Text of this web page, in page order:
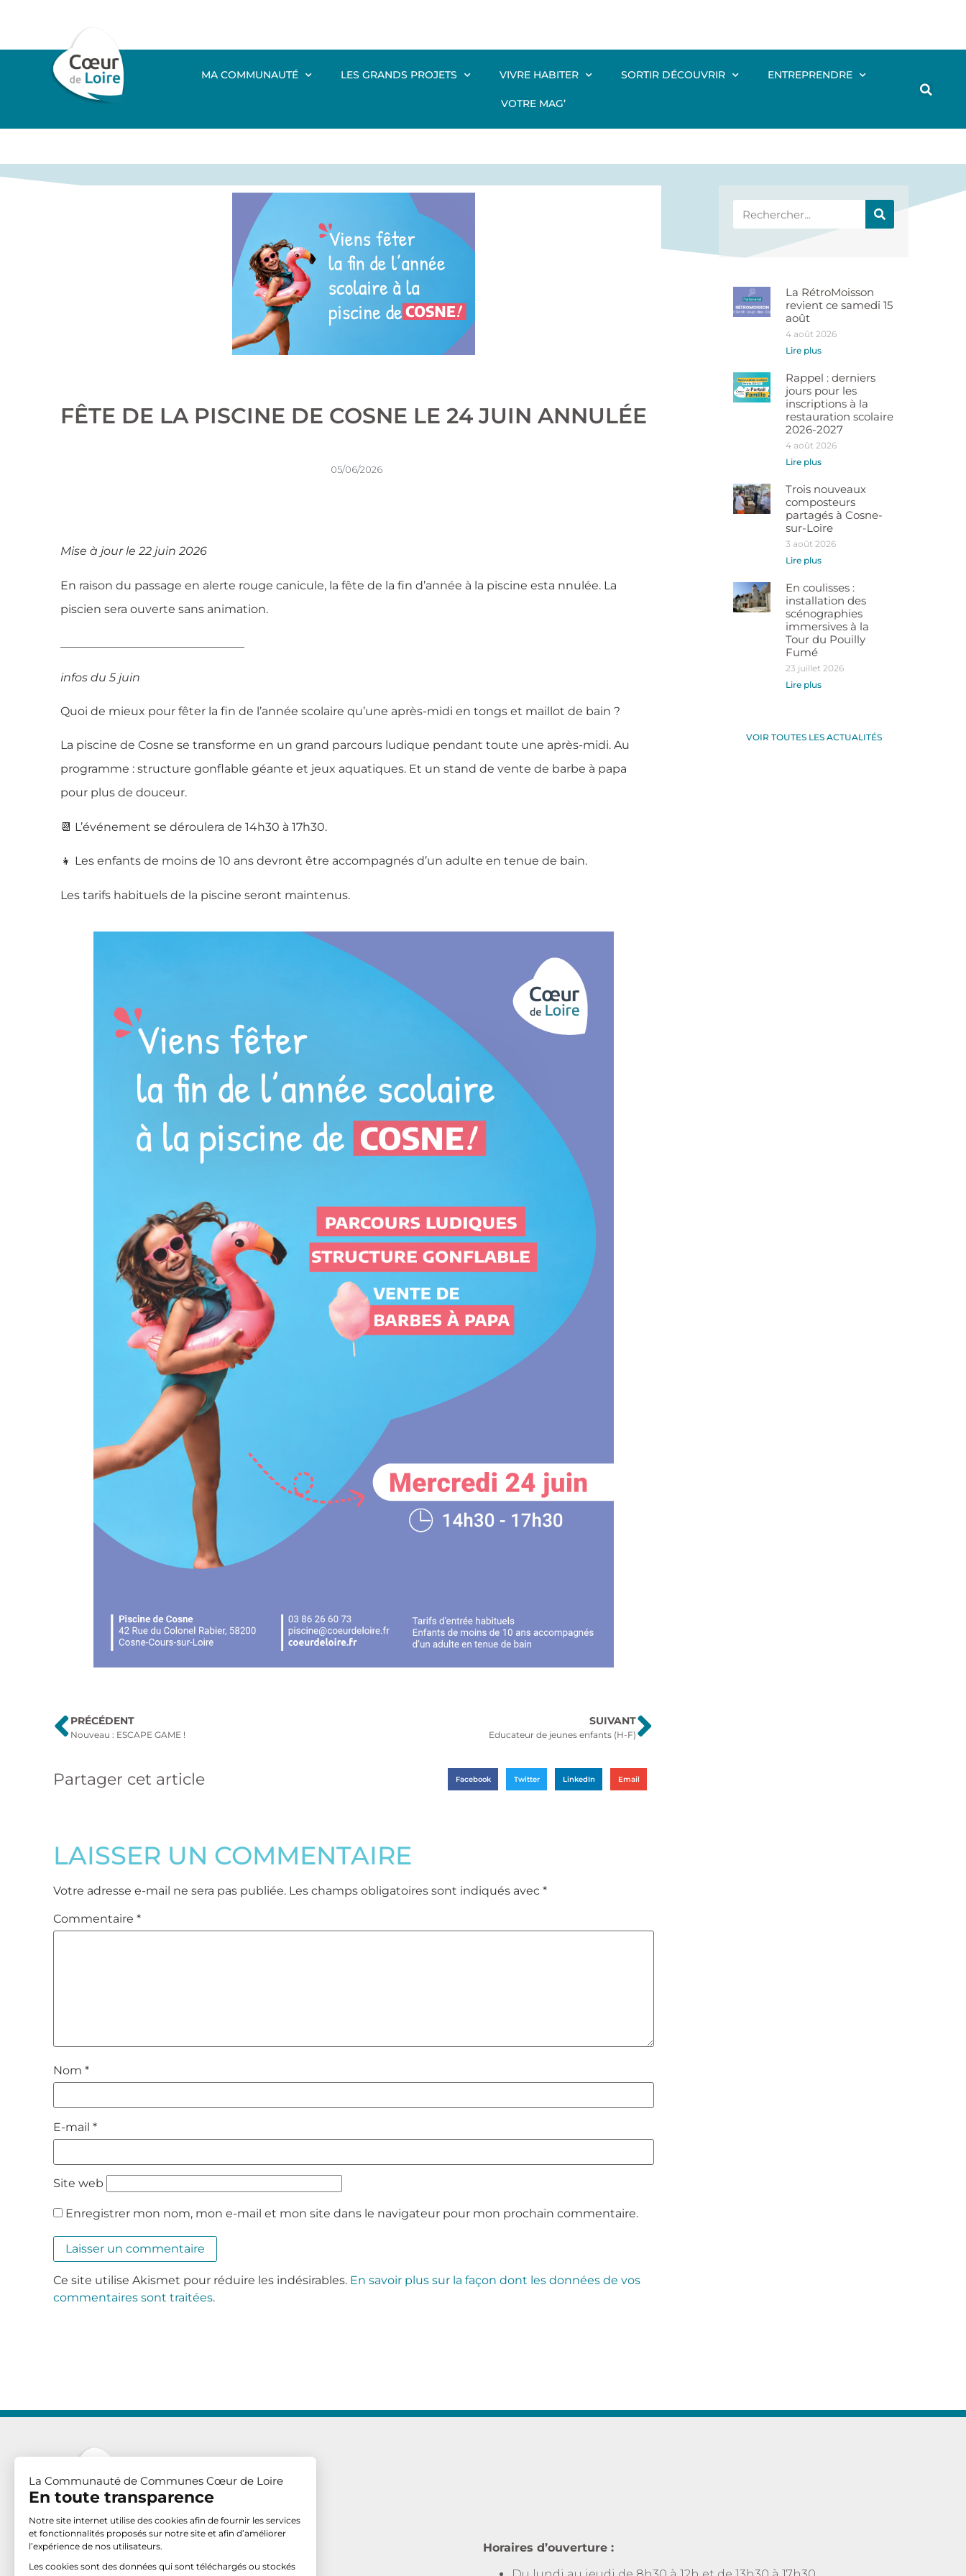
MA COMMUNAUTÉ LES GRANDS PROJETS VIVRE HABITER SORTIR DÉCOUVRIR ENTREPRENDRE
VOTRE MAG’
FÊTE DE LA PISCINE DE COSNE LE 24 JUIN ANNULÉE
05/06/2026
Mise à jour le 22 juin 2026
En raison du passage en alerte rouge canicule, la fête de la fin d’année à la piscine esta nnulée. La
piscien sera ouverte sans animation.
infos du 5 juin
Quoi de mieux pour fêter la fin de l’année scolaire qu’une après-midi en tongs et maillot de bain ?
La piscine de Cosne se transforme en un grand parcours ludique pendant toute une après-midi. Au
programme : structure gonflable géante et jeux aquatiques. Et un stand de vente de barbe à papa
pour plus de douceur.
📆 L’événement se déroulera de 14h30 à 17h30.
👧 Les enfants de moins de 10 ans devront être accompagnés d’un adulte en tenue de bain.
Les tarifs habituels de la piscine seront maintenus.
PRÉCÉDENT
Nouveau : ESCAPE GAME !
SUIVANT
Educateur de jeunes enfants (H-F)
Partager cet article Facebook Twitter LinkedIn Email
LAISSER UN COMMENTAIRE
Votre adresse e-mail ne sera pas publiée. Les champs obligatoires sont indiqués avec *
Commentaire *
Nom *
E-mail *
Site web
Enregistrer mon nom, mon e-mail et mon site dans le navigateur pour mon prochain commentaire.
Ce site utilise Akismet pour réduire les indésirables. En savoir plus sur la façon dont les données de vos
commentaires sont traitées.
La RétroMoisson
revient ce samedi 15
août
4 août 2026
Lire plus
Rappel : derniers
jours pour les
inscriptions à la
restauration scolaire
2026-2027
4 août 2026
Lire plus
Trois nouveaux
composteurs
partagés à Cosne-
sur-Loire
3 août 2026
Lire plus
En coulisses :
installation des
scénographies
immersives à la
Tour du Pouilly
Fumé
23 juillet 2026
Lire plus
VOIR TOUTES LES ACTUALITÉS
Communauté de Communes Cœur de Loire
Horaires d’ouverture :
La Communauté de Communes Cœur de Loire
En toute transparence
Notre site internet utilise des cookies afin de fournir les services
et fonctionnalités proposés sur notre site et afin d’améliorer
l’expérience de nos utilisateurs.
Les cookies sont des données qui sont téléchargés ou stockés